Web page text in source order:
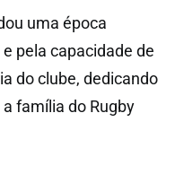
uma época
pela capacidade de
do clube, dedicando
família do Rugby